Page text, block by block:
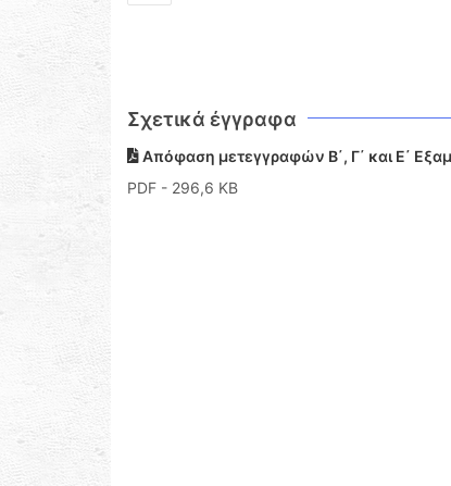
Σχετικά έγγραφα
Απόφαση μετεγγραφών Β΄, Γ΄ και Ε΄
PDF - 296,6 KB